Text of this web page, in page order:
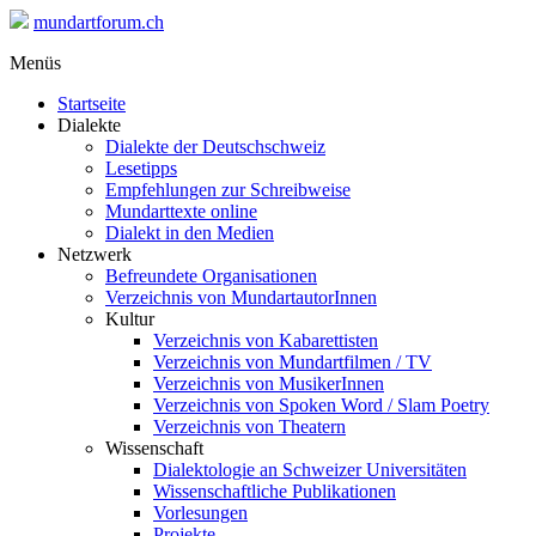
mundartforum.ch
Menüs
Startseite
Dialekte
Dialekte der Deutschschweiz
Lesetipps
Empfehlungen zur Schreibweise
Mundarttexte online
Dialekt in den Medien
Netzwerk
Befreundete Organisationen
Verzeichnis von MundartautorInnen
Kultur
Verzeichnis von Kabarettisten
Verzeichnis von Mundartfilmen / TV
Verzeichnis von MusikerInnen
Verzeichnis von Spoken Word / Slam Poetry
Verzeichnis von Theatern
Wissenschaft
Dialektologie an Schweizer Universitäten
Wissenschaftliche Publikationen
Vorlesungen